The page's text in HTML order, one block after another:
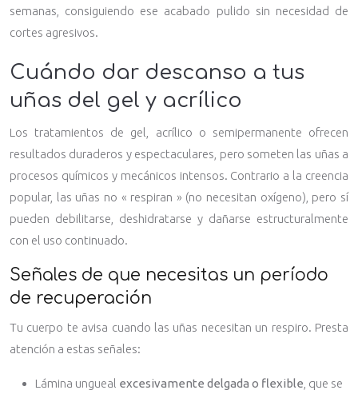
semanas, consiguiendo ese acabado pulido sin necesidad de
cortes agresivos.
Cuándo dar descanso a tus
uñas del gel y acrílico
Los tratamientos de gel, acrílico o semipermanente ofrecen
resultados duraderos y espectaculares, pero someten las uñas a
procesos químicos y mecánicos intensos. Contrario a la creencia
popular, las uñas no « respiran » (no necesitan oxígeno), pero sí
pueden debilitarse, deshidratarse y dañarse estructuralmente
con el uso continuado.
Señales de que necesitas un período
de recuperación
Tu cuerpo te avisa cuando las uñas necesitan un respiro. Presta
atención a estas señales:
Lámina ungueal excesivamente delgada o flexible , que se